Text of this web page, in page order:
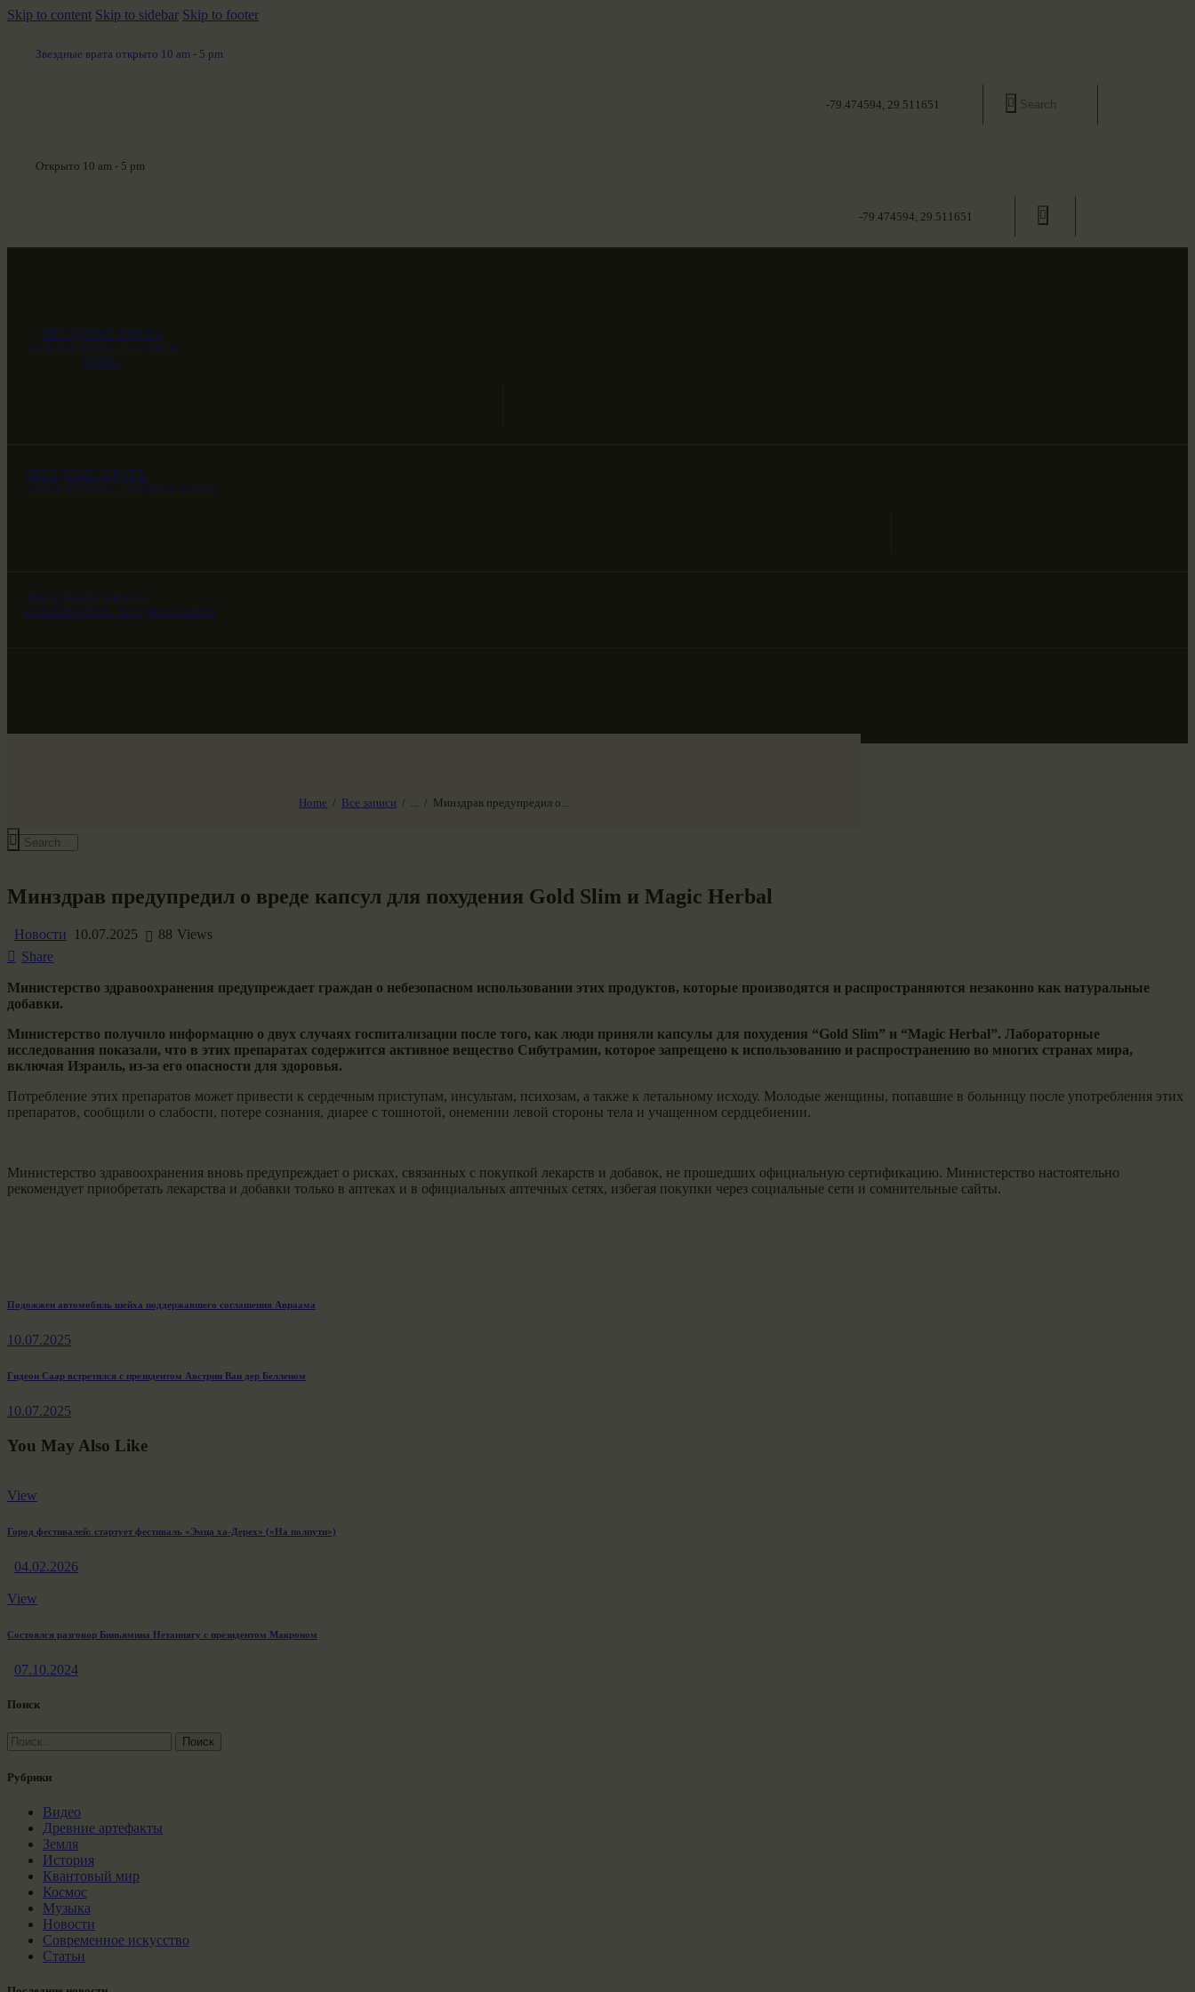
Skip to content Skip to sidebar Skip to footer
Звездные врата открыто 10 am - 5 pm
-79.474594, 29.511651
Открыто 10 am - 5 pm
-79.474594, 29.511651
ЗВЕЗДНЫЕ ВРАТА
НАШ МИР ВЧЕРА СЕГОДНЯ И
ЗАВТРА
ЗВЕЗДНЫЕ ВРАТА
НАШ МИР ВЧЕРА СЕГОДНЯ И ЗАВТРА
ЗВЕЗДНЫЕ ВРАТА
НАШ МИР ВЧЕРА СЕГОДНЯ И ЗАВТРА
Home Все записи ... Минздрав предупредил о...
Минздрав предупредил о вреде капсул для похудения Gold Slim и Magic Herbal
Новости 10.07.2025 88 Views
Share
Министерство здравоохранения предупреждает граждан о небезопасном использовании этих продуктов, которые производятся и распространяются незаконно как натуральные
добавки.
Министерство получило информацию о двух случаях госпитализации после того, как люди приняли капсулы для похудения “Gold Slim” и “Magic Herbal”. Лабораторные
исследования показали, что в этих препаратах содержится активное вещество Сибутрамин, которое запрещено к использованию и распространению во многих странах мира,
включая Израиль, из-за его опасности для здоровья.
Потребление этих препаратов может привести к сердечным приступам, инсультам, психозам, а также к летальному исходу. Молодые женщины, попавшие в больницу после употребления этих
препаратов, сообщили о слабости, потере сознания, диарее с тошнотой, онемении левой стороны тела и учащенном сердцебиении.
Министерство здравоохранения вновь предупреждает о рисках, связанных с покупкой лекарств и добавок, не прошедших официальную сертификацию. Министерство настоятельно
рекомендует приобретать лекарства и добавки только в аптеках и в официальных аптечных сетях, избегая покупки через социальные сети и сомнительные сайты.
Навигация
по
Previous
Подожжен автомобиль шейха поддержавшего соглашения Авраама
10.07.2025
Next
Гидеон Саар встретился с президентом Австрии Ван дер Белленом
10.07.2025
You May Also Like
View
Город фестивалей: стартует фестиваль «Эмца ха-Дерех» («На полпути»)
04.02.2026
View
Состоялся разговор Биньямина Нетаниягу с президентом Макроном
07.10.2024
Поиск
Найти:
Рубрики
Видео
Древние артефакты
Земля
История
Квантовый мир
Космос
Музыка
Новости
Современное искусство
Статьи